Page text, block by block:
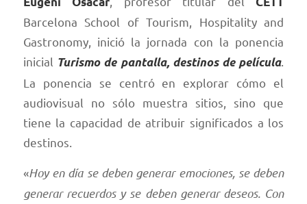
Barcelona School of Tourism, Hospitality and
Gastronomy, inició la jornada con la ponencia
inicial Turismo de pantalla, destinos de película.
La ponencia se centró en explorar cómo el
audiovisual no sólo muestra sitios, sino que
tiene la capacidad de atribuir significados a los
destinos.
«Hoy en día se deben generar emociones, se deben
generar recuerdos y se deben generar deseos. Con